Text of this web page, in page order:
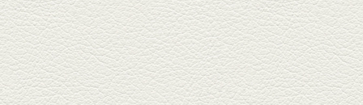
2025年5月23日放送
明太もちチーズもんじゃ
銀座中通りで深夜３時まで営業
している「もんじゃ焼きかめの
や」...